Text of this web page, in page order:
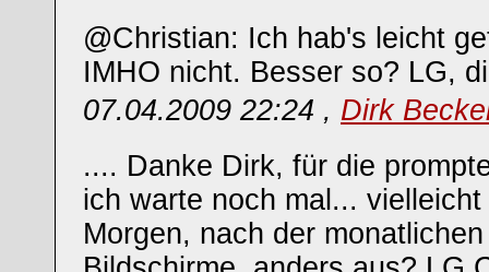
@Christian: Ich hab's leicht
IMHO nicht. Besser so? LG,
07.04.2009 22:24 , Dirk
.... Danke Dirk, für die
ich warte noch mal...
Morgen, nach der